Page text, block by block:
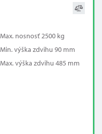
Max. nosnosť 2500 kg
Min. výška zdvihu 90 mm
Max. výška zdvihu 485 mm